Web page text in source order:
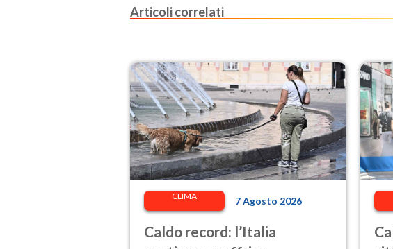
Articoli correlati
CLIMA 7 Agosto 2026
Caldo record: l’Italia